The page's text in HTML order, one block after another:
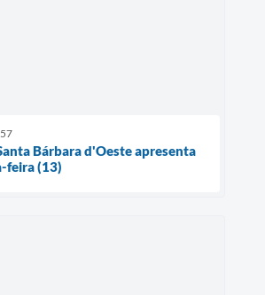
Bárbara d'Oeste apresenta
feira (13)